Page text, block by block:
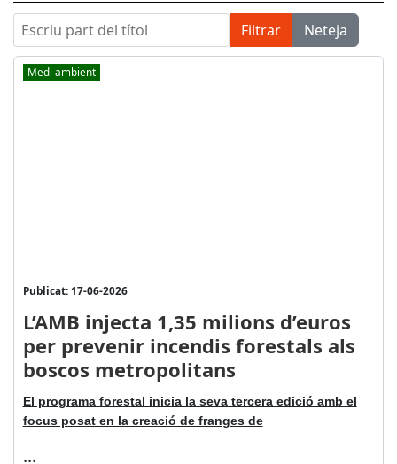
Escriu part del títol Filtrar Neteja
Medi ambient
Publicat: 17-06-2026
L’AMB injecta 1,35 milions d’euros
per prevenir incendis forestals als
boscos metropolitans
El programa forestal inicia la seva tercera edició amb el
focus posat en la creació de franges de
...